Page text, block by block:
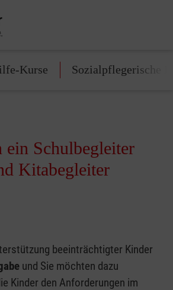
Kurse Sozialpflegerische
ein Schulbegleiter
Kitabegleiter
beeinträchtigter Kinder
und Sie möchten dazu
Kinder den Anforderungen im